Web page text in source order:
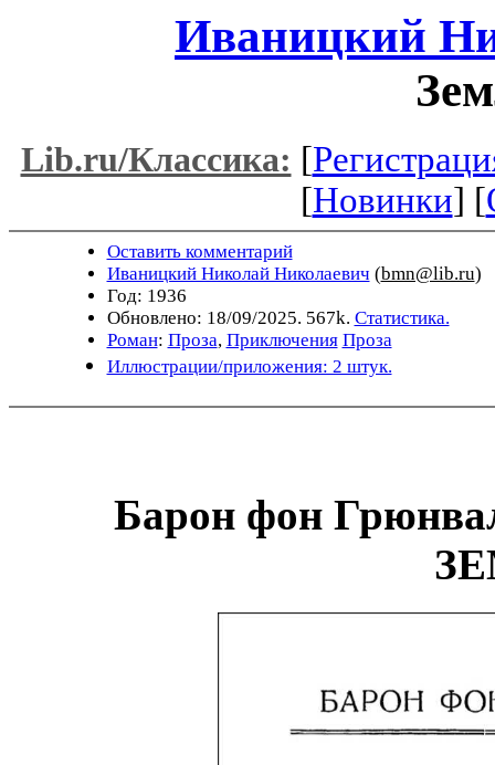
Иваницкий
Lib.ru/Классика: [
[Новинки] [
Оставить комментарий
Иваницкий Николай Николаевич (bmn@lib.ru)
Год: 1936
Обновлено: 18/09/2025. 567k. Статистика.
Роман: Проза, Приключения Проза
Иллюстрации/приложения: 2 штук.
Барон фон